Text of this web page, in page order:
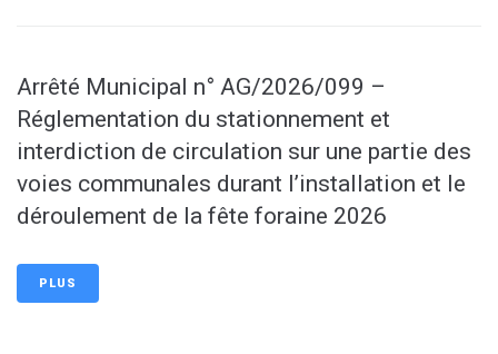
Arrêté Municipal n° AG/2026/099 –
Réglementation du stationnement et
interdiction de circulation sur une partie des
voies communales durant l’installation et le
déroulement de la fête foraine 2026
PLUS